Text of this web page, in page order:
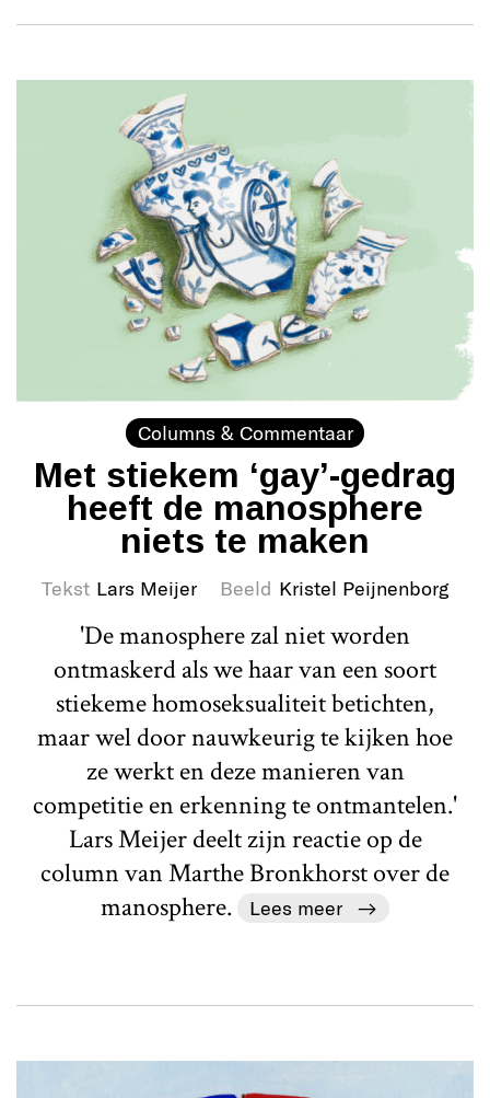
Columns & Commentaar
Met stiekem ‘gay’-gedrag
heeft de manosphere
niets te maken
Tekst Lars Meijer Beeld Kristel Peijnenborg
'De manosphere zal niet worden
ontmaskerd als we haar van een soort
stiekeme homoseksualiteit betichten,
maar wel door nauwkeurig te kijken hoe
ze werkt en deze manieren van
competitie en erkenning te ontmantelen.'
Lars Meijer deelt zijn reactie op de
column van Marthe Bronkhorst over de
manosphere.
Lees meer